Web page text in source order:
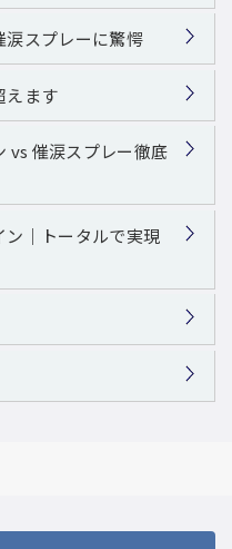
涙スプレーに驚愕
えます
vs 催涙スプレー徹底
ン｜トータルで実現